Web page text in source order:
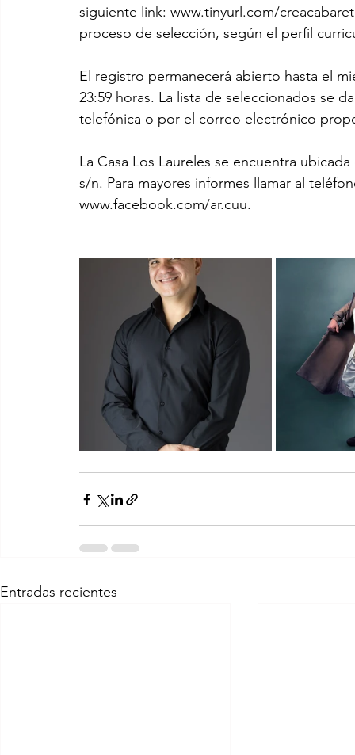
siguiente link: www.tinyurl.com/
proceso de selección, según el perfil
El registro permanecerá abierto hasta el
23:59 horas. La lista de seleccionados se
telefónica o por el correo electrónico
La Casa Los Laureles se encuentra
s/n. Para mayores informes llamar al
www.facebook.com/ar.cuu.
Entradas recientes